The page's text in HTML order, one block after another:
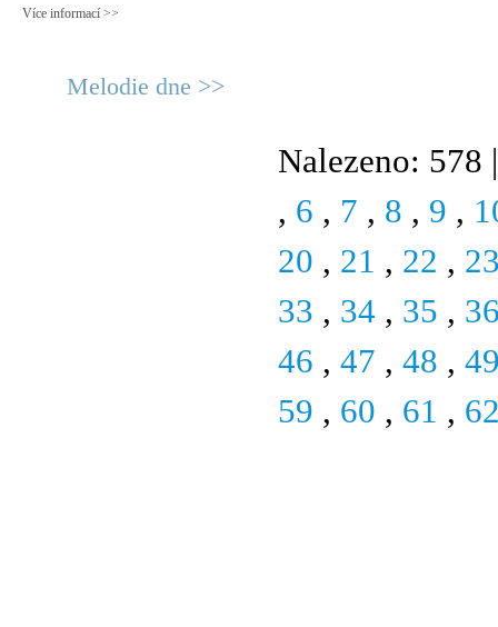
Více informací >>
Melodie dne >>
Nalezeno: 578
, 6 , 7 , 8 , 9 ,
20 , 21 , 22 ,
33 , 34 , 35 ,
46 , 47 , 48 ,
59 , 60 , 61 ,